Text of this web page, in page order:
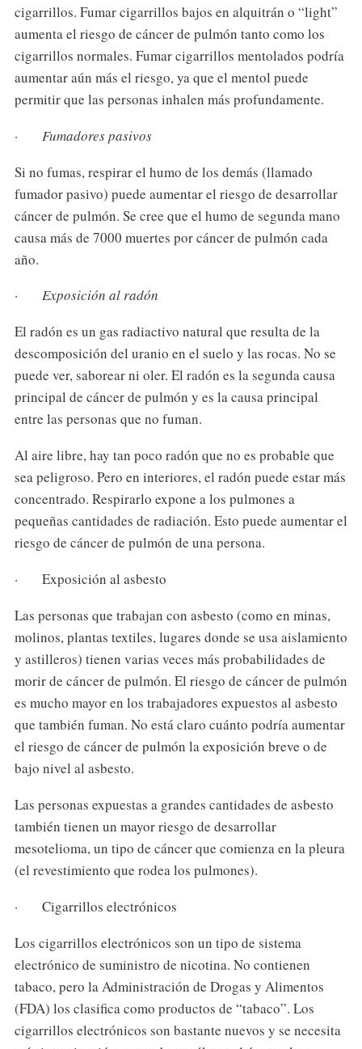
cigarrillos. Fumar cigarrillos bajos en alquitrán o “light”
aumenta el riesgo de cáncer de pulmón tanto como los
cigarrillos normales. Fumar cigarrillos mentolados podría
aumentar aún más el riesgo, ya que el mentol puede
permitir que las personas inhalen más profundamente.
· Fumadores pasivos
Si no fumas, respirar el humo de los demás (llamado
fumador pasivo) puede aumentar el riesgo de desarrollar
cáncer de pulmón. Se cree que el humo de segunda mano
causa más de 7000 muertes por cáncer de pulmón cada
año.
· Exposición al radón
El radón es un gas radiactivo natural que resulta de la
descomposición del uranio en el suelo y las rocas. No se
puede ver, saborear ni oler. El radón es la segunda causa
principal de cáncer de pulmón y es la causa principal
entre las personas que no fuman.
Al aire libre, hay tan poco radón que no es probable que
sea peligroso. Pero en interiores, el radón puede estar más
concentrado. Respirarlo expone a los pulmones a
pequeñas cantidades de radiación. Esto puede aumentar el
riesgo de cáncer de pulmón de una persona.
· Exposición al asbesto
Las personas que trabajan con asbesto (como en minas,
molinos, plantas textiles, lugares donde se usa aislamiento
y astilleros) tienen varias veces más probabilidades de
morir de cáncer de pulmón. El riesgo de cáncer de pulmón
es mucho mayor en los trabajadores expuestos al asbesto
que también fuman. No está claro cuánto podría aumentar
el riesgo de cáncer de pulmón la exposición breve o de
bajo nivel al asbesto.
Las personas expuestas a grandes cantidades de asbesto
también tienen un mayor riesgo de desarrollar
mesotelioma, un tipo de cáncer que comienza en la pleura
(el revestimiento que rodea los pulmones).
· Cigarrillos electrónicos
Los cigarrillos electrónicos son un tipo de sistema
electrónico de suministro de nicotina. No contienen
tabaco, pero la Administración de Drogas y Alimentos
(FDA) los clasifica como productos de “tabaco”. Los
cigarrillos electrónicos son bastante nuevos y se necesita